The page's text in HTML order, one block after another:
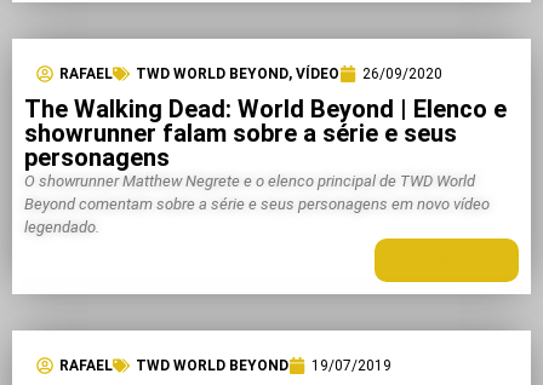
RAFAEL TWD WORLD BEYOND, VÍDEO 26/09/2020
The Walking Dead: World Beyond | Elenco e
showrunner falam sobre a série e seus
personagens
O showrunner Matthew Negrete e o elenco principal de TWD World
Beyond comentam sobre a série e seus personagens em novo vídeo
legendado.
RAFAEL TWD WORLD BEYOND 19/07/2019